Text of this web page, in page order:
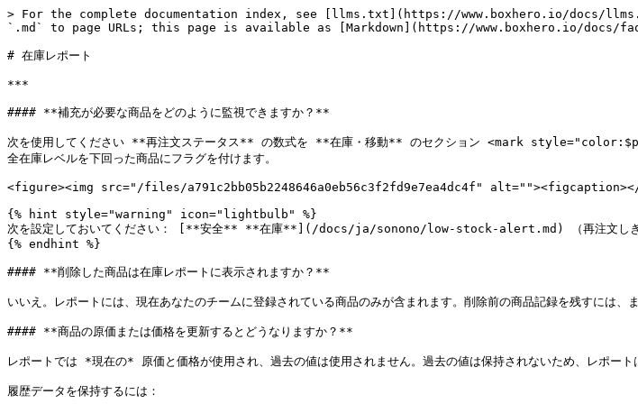
> For the complete documentation index, see [llms.txt](https://www.boxhero.io/docs/
`.md` to page URLs; this page is available as [Markdown](https://www.boxhero.io/docs/
# 在庫レポート
***
#### **補充が必要な商品をどのように監視できますか？**
次を使用してください **再注文ステータス** の数式を **在庫・移動** のセクション <mark
全在庫レベルを下回った商品にフラグを付けます。
<figure><img src="/files/a791c2bb05b2248646a0eb56c3f2fd9e7ea4dc4f"
{% hint style="warning" icon="lightbulb" %}
次を設定しておいてください： [**安全** **在庫**](/docs/ja/sonono/low-stock-alert.md) （再注文しきい
{% endhint %}
#### **削除した商品は在庫レポートに表示されますか？**
いいえ。レポートには、現在あなたのチームに登録されている商品のみが含まれます。削除前の商品記録を残すには、
#### **商品の原価または価格を更新するとどうなりますか？**
レポートでは *現在の* 原価と価格が使用され、過去の値は使用されません。過去の値は保持されないため、レポート
履歴データを保持するには：